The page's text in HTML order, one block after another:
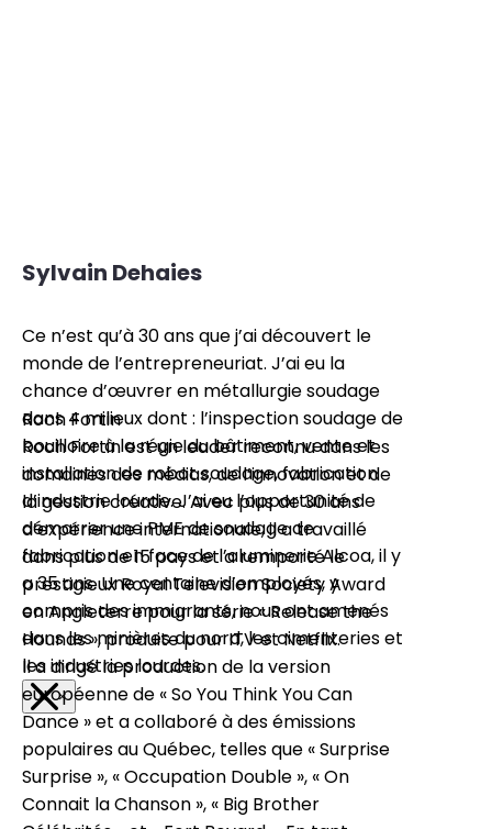
Sylvain Dehaies
Ce n’est qu’à 30 ans que j’ai découvert le
monde de l’entrepreneuriat. J’ai eu la
chance d’œuvrer en métallurgie soudage
dans 4 milieux dont : l’inspection soudage de
bouilloire à la régie du bâtiment, vente et
installation de robot soudage, fabrication
d’industrie lourde. J’ai eu l’opportunité de
démarrer une PME de soudage de
fabrication en face de l’aluminerie Alcoa, il y
a 35 ans. Une centaine d’employés, y
compris des immigrants, nous ont amenés
dans les minières du nord, les cimenteries et
les industries lourdes.
×
Roch Fortin
Roch Fortin est un leader reconnu dans les
domaines des médias, de l’innovation et de
la gestion créative. Avec plus de 30 ans
d’expérience internationale, il a travaillé
dans plus de 15 pays et a remporté le
prestigieux Royal Television Society Award
en Angleterre pour la série « Release the
Hounds », produite pour ITV et Netflix.
Il a dirigé la production de la version
européenne de « So You Think You Can
Dance » et a collaboré à des émissions
populaires au Québec, telles que « Surprise
Surprise », « Occupation Double », « On
Connait la Chanson », « Big Brother